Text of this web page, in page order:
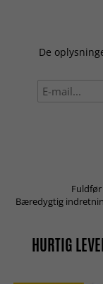
De
Bæredygtig
HURTIG